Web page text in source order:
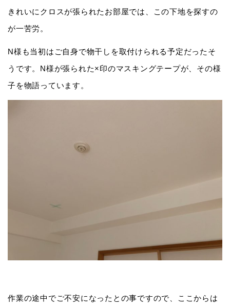
きれいにクロスが張られたお部屋では、この下地を探すの
が一苦労。
N様も当初はご自身で物干しを取付けられる予定だったそ
うです。N様が張られた×印のマスキングテープが、その様
子を物語っています。
作業の途中でご不安になったとの事ですので、ここからは